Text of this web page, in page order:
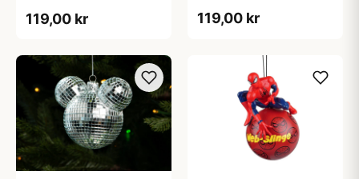
119,00 kr 119,00 kr